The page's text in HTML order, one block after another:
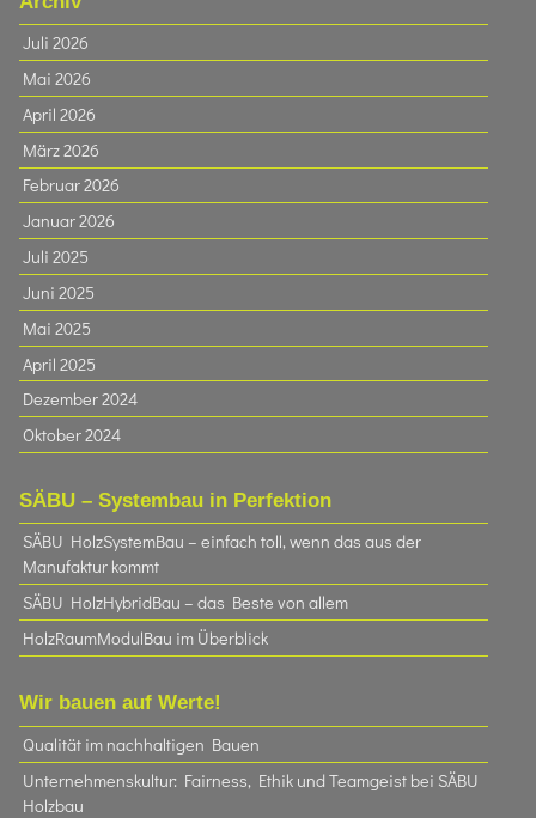
Juli 2026
Mai 2026
April 2026
März 2026
Februar 2026
Januar 2026
Juli 2025
Juni 2025
Mai 2025
April 2025
Dezember 2024
Oktober 2024
SÄBU – Systembau in Perfektion
SÄBU HolzSystemBau – einfach toll, wenn das aus der
Manufaktur kommt
SÄBU HolzHybridBau – das Beste von allem
HolzRaumModulBau im Überblick
Wir bauen auf Werte!
Qualität im nachhaltigen Bauen
Unternehmenskultur: Fairness, Ethik und Teamgeist bei SÄBU
Holzbau​